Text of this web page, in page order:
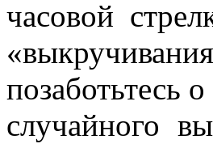
часовой
позаботьтесь
случайного